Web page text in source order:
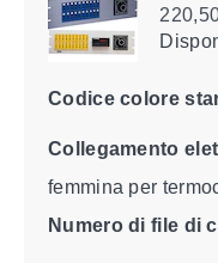
Codice colore
Collegamento
femmina per
Numero di file di